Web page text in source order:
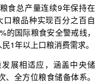
食总产量连续9年保持在
粮品种实现百分之百自
的国际粮食安全警戒线，
1年以上口粮消费需求。
展相适应，涵盖中央储
全方位粮食储备体系。